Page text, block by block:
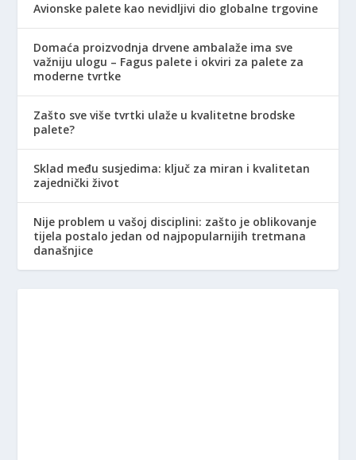
Avionske palete kao nevidljivi dio globalne trgovine
Domaća proizvodnja drvene ambalaže ima sve
važniju ulogu – Fagus palete i okviri za palete za
moderne tvrtke
Zašto sve više tvrtki ulaže u kvalitetne brodske
palete?
Sklad među susjedima: ključ za miran i kvalitetan
zajednički život
Nije problem u vašoj disciplini: zašto je oblikovanje
tijela postalo jedan od najpopularnijih tretmana
današnjice